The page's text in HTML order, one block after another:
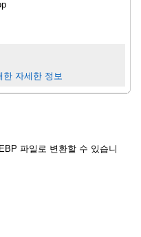
한 자세한 정보
파일로 변환할 수 있습니